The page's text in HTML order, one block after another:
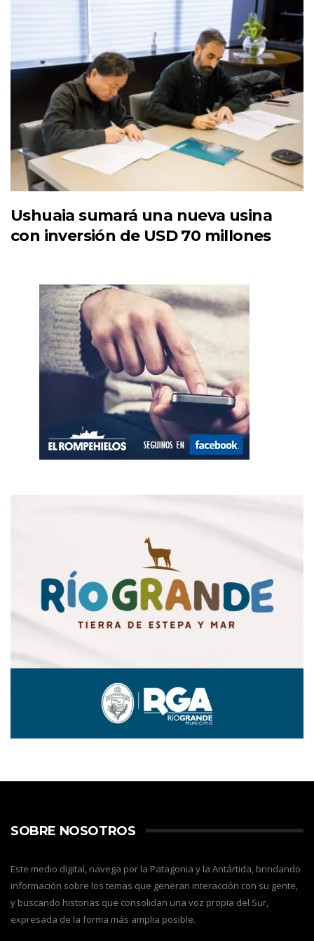
Ushuaia sumará una nueva usina
con inversión de USD 70 millones
SOBRE NOSOTROS
Este medio digital, navega por la Patagonia y la Antártida, brindando
información sobre los temas que generan interacción con su gente,
y buscando historias que consolidan una voz propia del Sur,
expresada de la forma más amplia posible.